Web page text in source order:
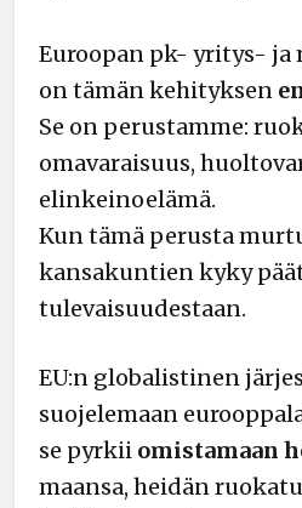
Euroopan pk- yritys- ja
on tämän kehityksen
Se on perustamme:
omavaraisuus,
elinkeinoelämä.
Kun tämä perusta
kansakuntien kyky
tulevaisuudestaan.
EU:n globalistinen
suojelemaan
se pyrkii omistamaan
maansa, heidän